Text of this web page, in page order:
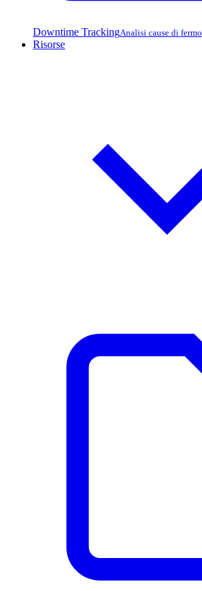
Downtime TrackingAnalisi cause di fermo
Risorse